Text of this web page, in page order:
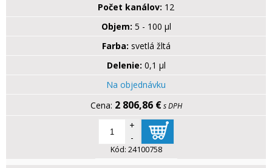
Počet kanálov: 12
Objem: 5 - 100 µl
Farba: svetlá žltá
Delenie: 0,1 µl
Na objednávku
2 806,86 € s DPH
+
-
Kód: 24100758